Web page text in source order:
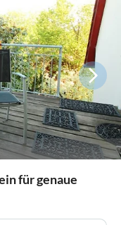
für genaue